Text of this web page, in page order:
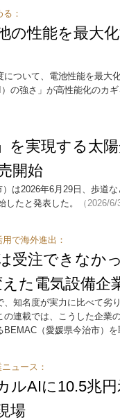
：
の性能を最大
ついて、電池性能を最大
の強さ」が高性能化のカ
を実現する太
開始
は2026年6月29日、歩道
たと発表した。
（2026/
で海外進出：
受注できなか
えた電気設備
知名度が実力に比べて劣
連載では、こうした企業
（愛媛県今治市）
ュース：
ルAIに10.5兆
場